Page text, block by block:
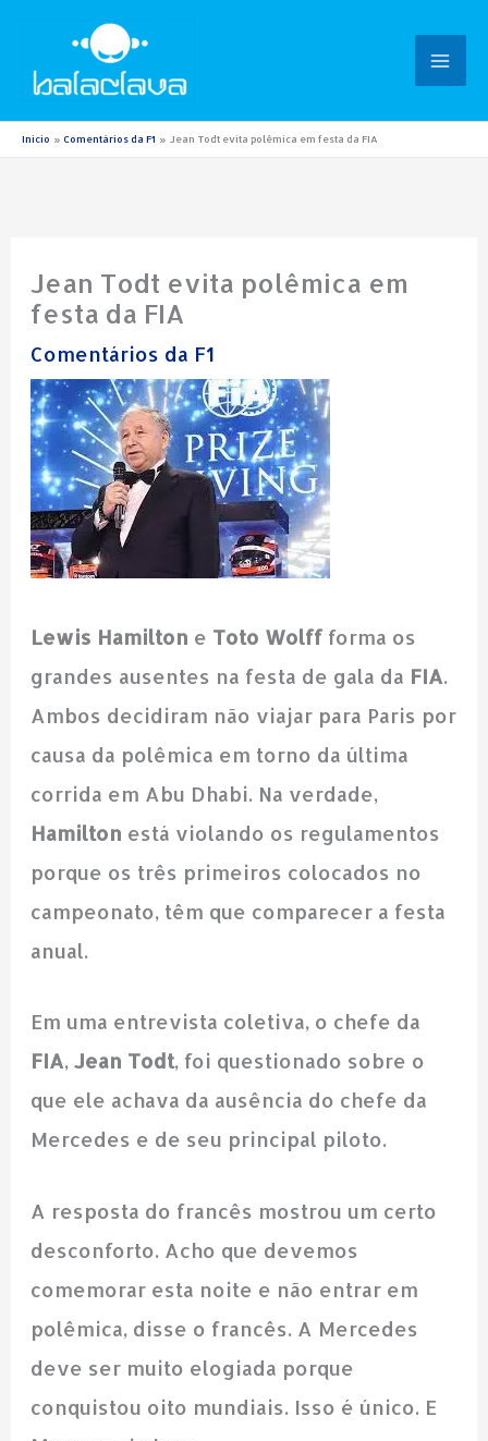
conteúdo
Início Comentários da F1 Jean Todt evita polêmica em festa da FIA
Jean Todt evita polêmica em
festa da FIA
Comentários da F1
Lewis Hamilton e Toto Wolff forma os
grandes ausentes na festa de gala da FIA.
Ambos decidiram não viajar para Paris por
causa da polêmica em torno da última
corrida em Abu Dhabi. Na verdade,
Hamilton está violando os regulamentos
porque os três primeiros colocados no
campeonato, têm que comparecer a festa
anual.
Em uma entrevista coletiva, o chefe da
FIA,Jean Todt, foi questionado sobre o
que ele achava da ausência do chefe da
Mercedes e de seu principal piloto.
A resposta do francês mostrou um certo
desconforto. Acho que devemos
comemorar esta noite e não entrar em
polêmica, disse o francês. A Mercedes
deve ser muito elogiada porque
conquistou oito mundiais. Isso é único. E